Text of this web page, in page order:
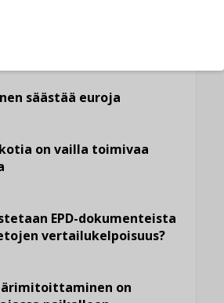
säästää euroja
on vailla toimivaa
EPD-dokumenteista
vertailukelpoisuus?
on